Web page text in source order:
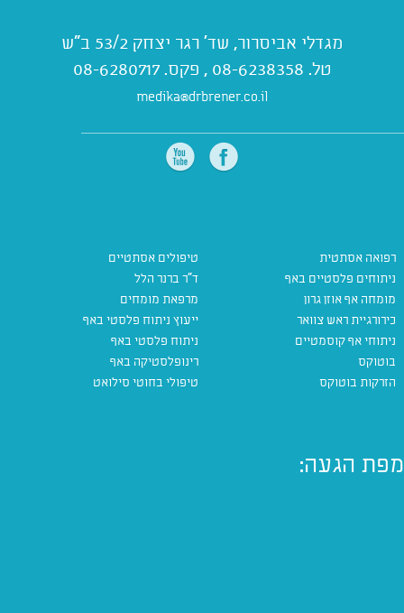
מגדלי אביסרור, שד' רגר יצחק 53/2 ב"ש
טל. 08-6238358 , פקס. 08-6280717
medika@drbrener.co.il
רפואה אסתטית
ניתוחים פלסטיים באף
מומחה אף אוזן גרון
כירורגיית ראש צוואר
ניתוחי אף קוסמטיים
בוטוקס
הזרקות בוטוקס
טיפולים אסתטיים
ד"ר ברנר הלל
מרפאת מומחים
ייעוץ ניתוח פלסטי באף
ניתוח פלסטי באף
רינופלסטיקה באף
טיפולי בחוטי סילואט
מפת הגעה: